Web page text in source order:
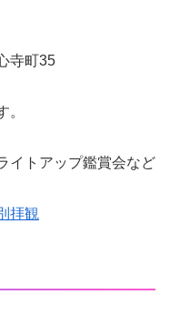
寺町35
。
イトアップ鑑賞会など
拝観